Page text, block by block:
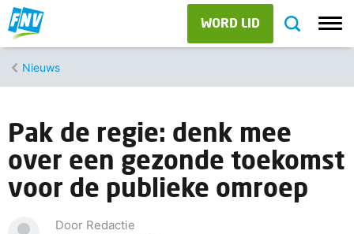
WORD LID
Nieuws
Pak de regie: denk mee
over een gezonde toekomst
voor de publieke omroep
Door Redactie